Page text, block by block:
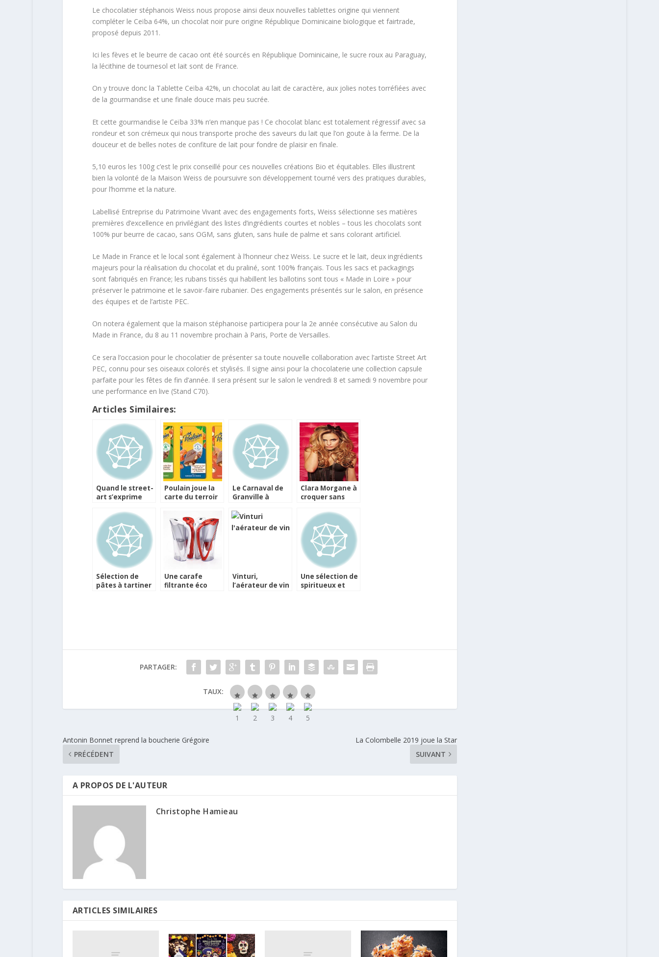
Le chocolatier stéphanois Weiss nous propose ainsi deux nouvelles tablettes origine qui viennent
compléter le Ceïba 64%, un chocolat noir pure origine République Dominicaine biologique et fairtrade,
proposé depuis 2011.
Ici les fèves et le beurre de cacao ont été sourcés en République Dominicaine, le sucre roux au Paraguay,
la lécithine de tournesol et lait sont de France.
On y trouve donc la Tablette Ceïba 42%, un chocolat au lait de caractère, aux jolies notes torréfiées avec
de la gourmandise et une finale douce mais peu sucrée.
Et cette gourmandise le Ceïba 33% n’en manque pas ! Ce chocolat blanc est totalement régressif avec sa
rondeur et son crémeux qui nous transporte proche des saveurs du lait que l’on goute à la ferme. De la
douceur et de belles notes de confiture de lait pour fondre de plaisir en finale.
5,10 euros les 100g c’est le prix conseillé pour ces nouvelles créations Bio et équitables. Elles illustrent
bien la volonté de la Maison Weiss de poursuivre son développement tourné vers des pratiques durables,
pour l’homme et la nature.
Labellisé Entreprise du Patrimoine Vivant avec des engagements forts, Weiss sélectionne ses matières
premières d’excellence en privilégiant des listes d’ingrédients courtes et nobles – tous les chocolats sont
100% pur beurre de cacao, sans OGM, sans gluten, sans huile de palme et sans colorant artificiel.
Le Made in France et le local sont également à l’honneur chez Weiss. Le sucre et le lait, deux ingrédients
majeurs pour la réalisation du chocolat et du praliné, sont 100% français. Tous les sacs et packagings
sont fabriqués en France; les rubans tissés qui habillent les ballotins sont tous « Made in Loire » pour
préserver le patrimoine et le savoir-faire rubanier. Des engagements présentés sur le salon, en présence
des équipes et de l’artiste PEC.
On notera également que la maison stéphanoise participera pour la 2e année consécutive au Salon du
Made in France, du 8 au 11 novembre prochain à Paris, Porte de Versailles.
Ce sera l’occasion pour le chocolatier de présenter sa toute nouvelle collaboration avec l’artiste Street Art
PEC, connu pour ses oiseaux colorés et stylisés. Il signe ainsi pour la chocolaterie une collection capsule
parfaite pour les fêtes de fin d’année. Il sera présent sur le salon le vendredi 8 et samedi 9 novembre pour
une performance en live (Stand C70).
Articles Similaires:
Quand le street-
art s’exprime
de Pâques
Poulain joue la
carte du terroir
Le Carnaval de
Granville à
Yver Chocolatier
Clara Morgane à
croquer sans
Sélection de
pâtes à tartiner
Une carafe
filtrante éco
Vinturi,
l’aérateur de vin
Une sélection de
spiritueux et
PARTAGER:
TAUX:
Antonin Bonnet reprend la boucherie Grégoire
PRÉCÉDENT
La Colombelle 2019 joue la Star
SUIVANT
A PROPOS DE L'AUTEUR
Christophe Hamieau
ARTICLES SIMILAIRES